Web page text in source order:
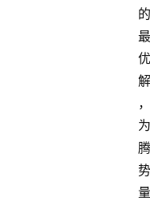
的
最
优
解
，
为
腾
势
量